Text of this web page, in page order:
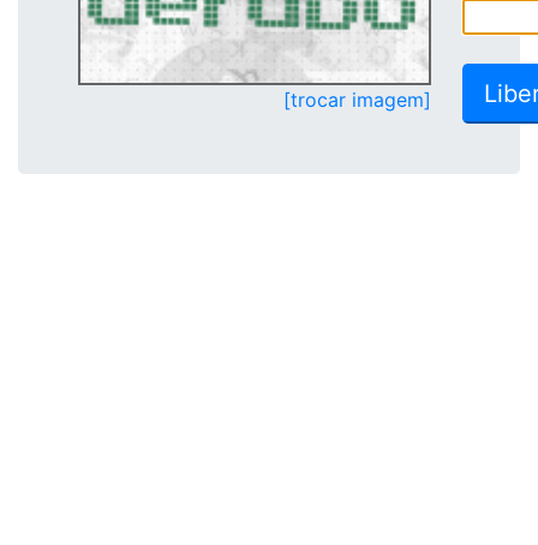
[trocar imagem]